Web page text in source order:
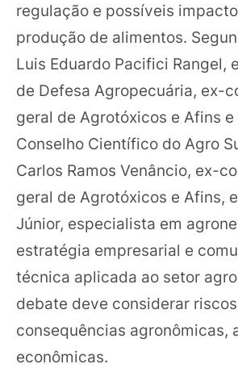
regulação e possíveis
produção de alimentos.
Luis Eduardo Pacifici Rangel,
de Defesa Agropecuária, ex-
geral de Agrotóxicos e Afins
Conselho Científico do Agro
Carlos Ramos Venâncio, ex-
geral de Agrotóxicos e Afins,
Júnior, especialista em
estratégia empresarial e
técnica aplicada ao setor
debate deve considerar
consequências agronômicas,
econômicas.